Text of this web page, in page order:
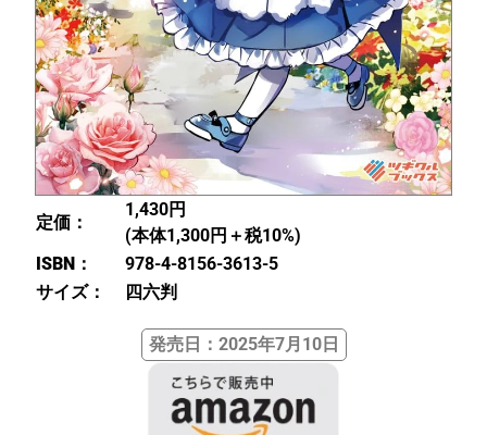
定価：
1,430円
(本体1,300円＋税10%)
ISBN：
978-4-8156-3613-5
サイズ：
四六判
発売日：2025年7月10日